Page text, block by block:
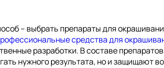
– выбрать препараты для
средства для
разработки. В составе
нужного результата, но и защищают